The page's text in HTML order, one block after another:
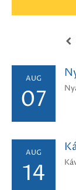
AUG
07
AUG
14